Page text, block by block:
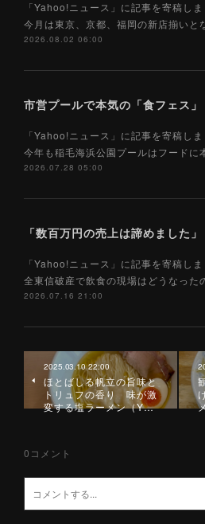
「Yahoo!ニュース」に記事を寄稿しま
今月は東京、京都、福岡の新店揃いと
2026.08.02 06:00
「Yahoo!ニュース」に記事を寄稿しま
今年も稲毛海浜公園プールはフードに
2026.07.28 05:00
「Yahoo!ニュース」に記事を寄稿しま
全東信破産で飲食の現場はどうなった
2026.07.16 21:00
2025.03.10 22:00
ほとばしる帆立の旨味と
トリュフの香り 味が激
変する塩ラーメン（Y…
0 コメント